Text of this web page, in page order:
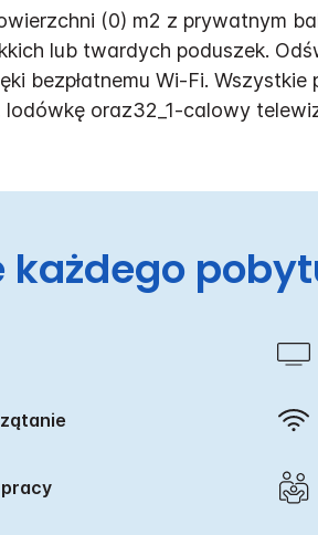
(0) m2 z prywatnym
lub twardych poduszek.
bezpłatnemu Wi-Fi.
oraz32_1-calowy
każdego
pracy